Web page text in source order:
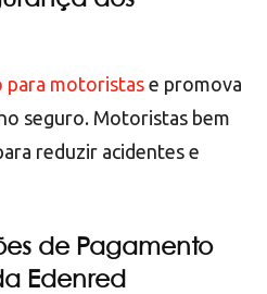
para motoristase promova
seguro. Motoristas bem
reduzir acidentes e
de Pagamento
Edenred